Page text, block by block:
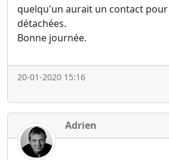
quelqu'un aurait un contact pour
détachées.
Bonne journée.
20-01-2020 15:16
Adrien